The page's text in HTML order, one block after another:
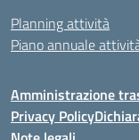
Planning attività
Piano annuale
Amministrazione
Privacy Policy